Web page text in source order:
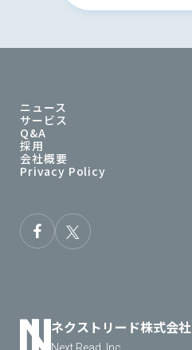
ニュース
サービス
Q&A
採用
会社概要
Privacy Policy
ネクストリード株式会社